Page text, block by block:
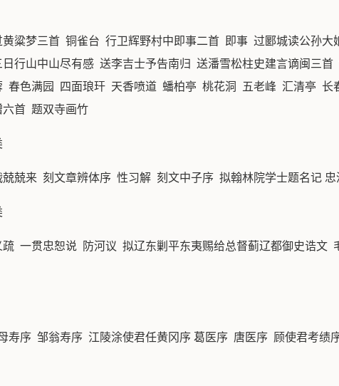
粱梦三首 铜雀台 行卫辉野村中即事二首 即事 过郾城读公孙
行山中山尽有感 送李吉士予告南归 送潘雪松柱史建言谪闽三
春色满园 四面琅玕 天香喷道 蟠柏亭 桃花洞 五老峰 汇清亭 长
六首 题双寺画竹
兢兢来 刻文章辨体序 性习解 刻文中子序 拟翰林院学士题名记
疏 一贯忠恕说 防河议 拟辽东剿平东夷赐给总督蓟辽都御史诰文
寿序 邹翁寿序 江陵涂使君任黄冈序 葛医序 唐医序 顾使君考绩